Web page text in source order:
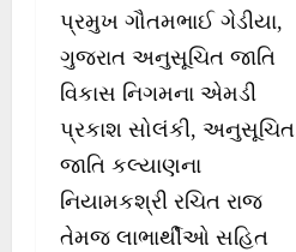
પ્રમુખ ગૌતમભાઈ ગેડીયા,
ગુજરાત અનુસૂચિત જાતિ
વિકાસ નિગમના એમડી
પ્રકાશ સોલંકી, અનુસૂચિત
જાતિ કલ્યાણના
નિયામકશ્રી રચિત રાજ
તેમજ લાભાર્થીઓ સહિત